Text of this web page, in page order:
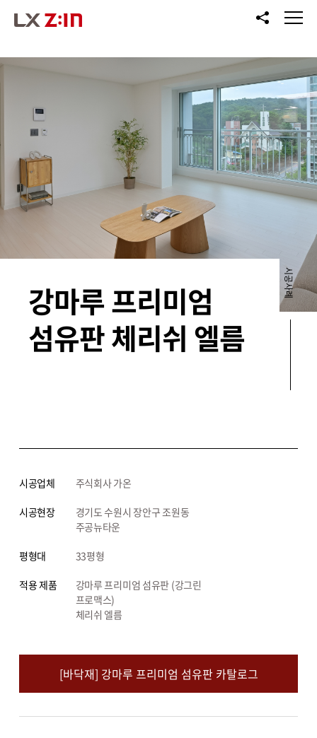
공유
메뉴
시공사례
강마루 프리미엄
섬유판 체리쉬 엘름
시공업체 주식회사 가온
시공현장
경기도 수원시 장안구 조원동
주공뉴타운
평형대 33평형
적용 제품
강마루 프리미엄 섬유판 (강그린
프로맥스)
체리쉬 엘름
[바닥재] 강마루 프리미엄 섬유판 카탈로그